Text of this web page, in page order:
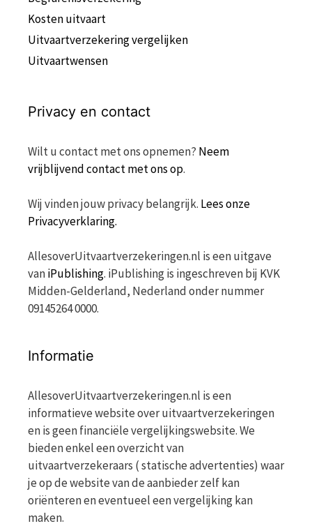
Kosten uitvaart
Uitvaartverzekering vergelijken
Uitvaartwensen
Privacy en contact
Wilt u contact met ons opnemen? Neem
vrijblijvend contact met ons op.
Wij vinden jouw privacy belangrijk. Lees onze
Privacyverklaring.
AllesoverUitvaartverzekeringen.nl is een uitgave
vaniPublishing. iPublishing is ingeschreven bij KVK
Midden-Gelderland, Nederland onder nummer
09145264 0000.
Informatie
AllesoverUitvaartverzekeringen.nl is een
informatieve website over uitvaartverzekeringen
en is geen financiële vergelijkingswebsite. We
bieden enkel een overzicht van
uitvaartverzekeraars ( statische advertenties) waar
je op de website van de aanbieder zelf kan
oriënteren en eventueel een vergelijking kan
maken.